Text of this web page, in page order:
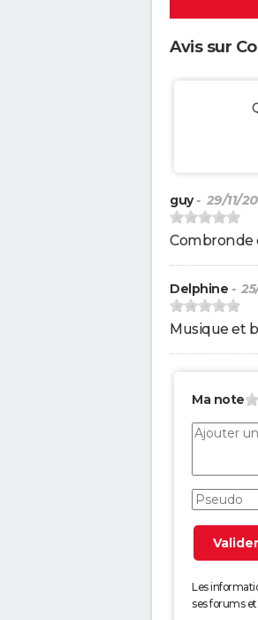
Avis sur
guy- 29/11/
Combronde
Delphine -
Musique et
Ma note
Les
ses forums